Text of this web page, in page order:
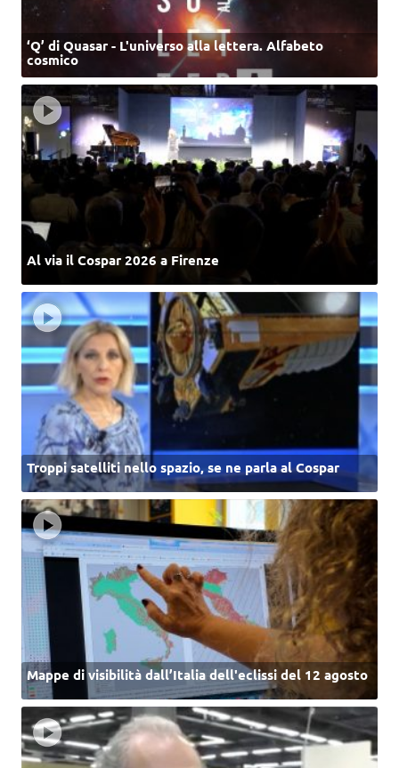
‘Q’ di Quasar - L'universo alla lettera. Alfabeto
cosmico
Al via il Cospar 2026 a Firenze
Troppi satelliti nello spazio, se ne parla al Cospar
Mappe di visibilità dall’Italia dell'eclissi del 12 agosto